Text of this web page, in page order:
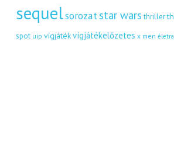
sequelsorozatstar wars thriller
spot uip vígjátékvígjátékelőzetes x men